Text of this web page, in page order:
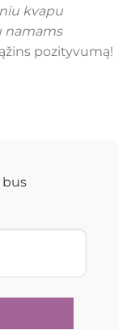
kvapu
namams
pozityvumą!
bus